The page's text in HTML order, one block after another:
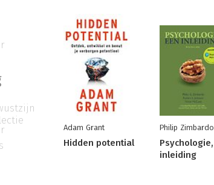
Adam Grant
Hidden potential
Philip Zimbardo
inleiding